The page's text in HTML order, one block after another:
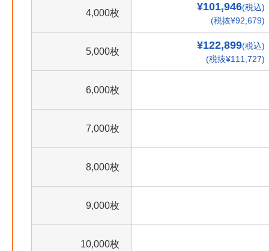
4,000枚
¥101,946(税込)
(税抜¥92,679)
5,000枚
¥122,899(税込)
(税抜¥111,727)
6,000枚
7,000枚
8,000枚
9,000枚
10,000枚